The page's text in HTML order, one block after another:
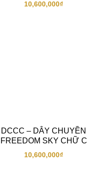
10,600,000₫
DCCC – DÂY CHUYỀN
FREEDOM SKY CHỮ C
10,600,000₫